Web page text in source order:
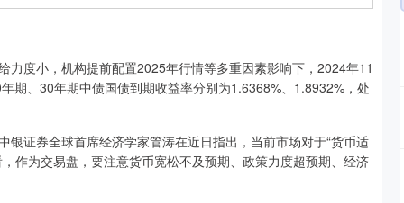
小，机构提前配置2025年行情等多重因素影响下，2024年11
期、30年期中债国债到期收益率分别为1.6368%、1.8932%，处
券全球首席经济学家管涛在近日指出，当前市场对于“货币适
作为交易盘，要注意货币宽松不及预期、政策力度超预期、经济